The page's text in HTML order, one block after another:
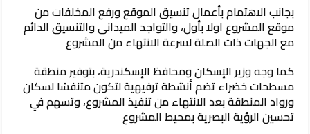
بجانب الاهتمام بأعمال تنسيق الموقع ورفع المخلفات من
موقع المشروع اولا بأول، والتواجد الميدانى والتنسيق الدائم
مع الجهات ذات الصلة لسرعة الانتهاء من المشروع
كما وجه وزير الإسكان ومحافظ الإسكندرية، بتوفير منطقة
مسطحات خضراء تضم أنشطة ترفيهية لتكون متنفسًا لسكان
ورواد المنطقة بعد الانتهاء من تنفيذ المشروع، وتسهم في
تحسين الرؤية البصرية بمحيط المشروع